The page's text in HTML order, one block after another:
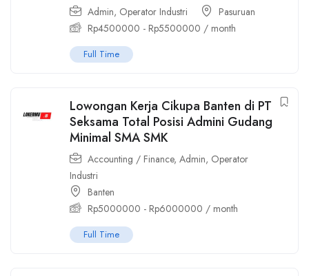
Admin, Operator Industri
Pasuruan
Rp4500000 - Rp5500000 / month
Full Time
Lowongan Kerja Cikupa Banten di PT
Seksama Total Posisi Admini Gudang
Minimal SMA SMK
Accounting / Finance, Admin, Operator
Industri
Banten
Rp5000000 - Rp6000000 / month
Full Time